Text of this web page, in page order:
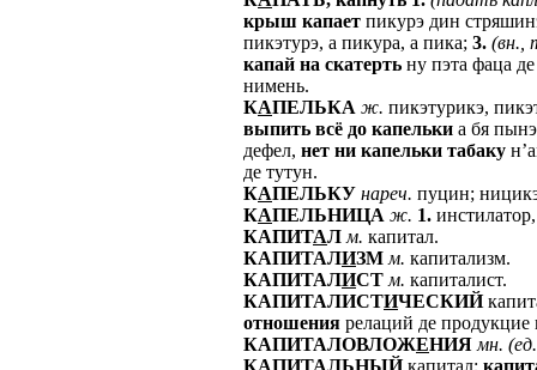
крыш капает пикурэ дин
пикэтурэ, а пикура, а пика; 3. (вн.,
капай на скатерть ну пэта фаца
нимень.
КАПЕЛЬКА ж. пикэтурикэ,
выпить всё до капельки а бя
дефел, нет ни капельки табаку
де тутун.
КАПЕЛЬКУ нареч. пуцин;
КАПЕЛЬНИЦА ж. 1.
КАПИТАЛ м. капитал.
КАПИТАЛИЗМ м. капитализм.
КАПИТАЛИСТ м. капиталист.
КАПИТАЛИСТИЧЕСКИЙ
отношения релаций де продукцие
КАПИТАЛОВЛОЖЕНИЯ мн. (ед.
КАПИТАЛЬНЫЙкапитал;